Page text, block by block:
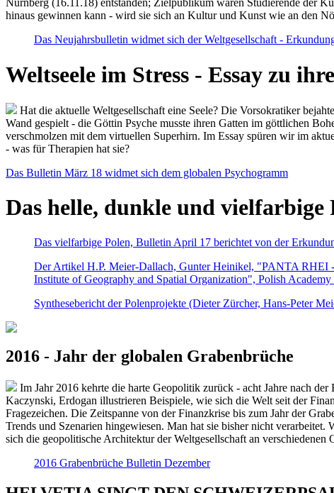
Nürnberg (16.11.18) entstanden; Zielpublikum waren Studierende der
hinaus gewinnen kann - wird sie sich an Kultur und Kunst wie an den
Das Neujahrsbulletin widmet sich der Weltgesellschaft -
Weltseele im Stress - Essay zu
Hat die aktuelle Weltgesellschaft eine Seele? Die Vorsokratiker
Wand gespielt - die Göttin Psyche musste ihren Gatten im göttlichen
verschmolzen mit dem virtuellen Superhirn. Im Essay spüren wir im
- was für Therapien hat sie?
Das Bulletin März 18 widmet sich dem globalen Psychogramm
Das helle, dunkle und vielfarbige
Das vielfarbige Polen, Bulletin April 17 berichtet von der
Der Artikel H.P. Meier-Dallach, Gunter Heinikel, "PANTA RHEI
Institute of Geography and Spatial Organization", Polish Academy
Synthesebericht der Polenprojekte (Dieter Zürcher, Hans-Peter
2016 - Jahr der globalen Grabenbrüche
Im Jahr 2016 kehrte die harte Geopolitik zurück - acht Jahre nach
Kaczynski, Erdogan illustrieren Beispiele, wie sich die Welt seit der
Fragezeichen. Die Zeitspanne von der Finanzkrise bis zum Jahr der
Trends und Szenarien hingewiesen. Man hat sie bisher nicht
sich die geopolitische Architektur der Weltgesellschaft an verschiedenen
2016 Grabenbrüche Bulletin Dezember